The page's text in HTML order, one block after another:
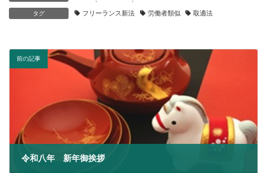
タグ フリーランス新法 労働者類似 取適法
前の記事
令和八年 新年御挨拶